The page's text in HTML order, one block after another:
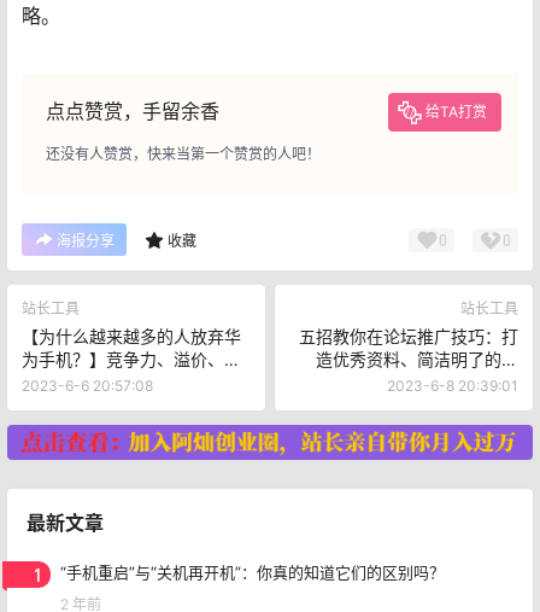
略。
点点赞赏，手留余香 给TA打赏
还没有人赞赏，快来当第一个赞赏的人吧！
海报分享 收藏 0 0
站长工具
【为什么越来越多的人放弃华
为手机？】竞争力、溢价、
5G、多样化选择四大原因！
2023-6-6 20:57:08
站长工具
五招教你在论坛推广技巧：打
造优秀资料、简洁明了的内
容、利用顶帖等技巧
2023-6-8 20:39:01
最新文章
1 “手机重启”与“关机再开机”：你真的知道它们的区别吗？
2 年前